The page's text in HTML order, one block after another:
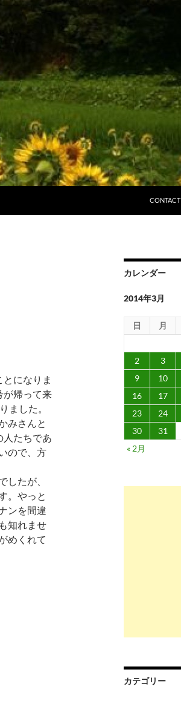
CONTACT
になりま
が帰って来
ました。
みさんと
人たちであ
ので、方
たが、
。やっと
ンを間違
知れませ
めくれて
カレンダー
2014年3月
日 月
2
3
9
10
16
17
23
24
30
31
« 2月
カテゴリー